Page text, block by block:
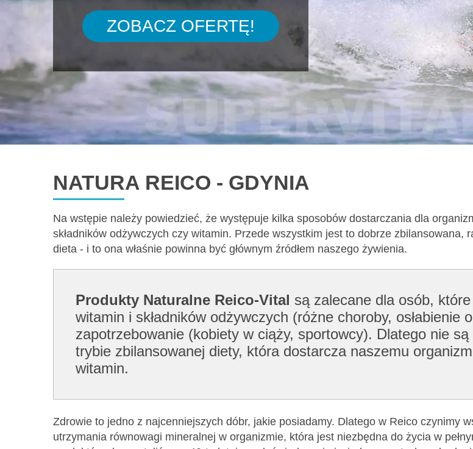
ZOBACZ OFERTĘ!
NATURA REICO - GDYNIA
Na wstępie należy powiedzieć, że występuje kilka sposobów dostarczania dla
składników odżywczych czy witamin. Przede wszystkim jest to dobrze
dieta - i to ona właśnie powinna być głównym źródłem naszego żywienia.
Produkty Naturalne Reico-Vital są zalecane dla osób,
witamin i składników odżywczych (różne choroby, osłabienie
zapotrzebowanie (kobiety w ciąży, sportowcy). Dlatego nie
trybie zbilansowanej diety, która dostarcza naszemu
witamin.
Zdrowie to jedno z najcenniejszych dóbr, jakie posiadamy. Dlatego w Reico czynimy
utrzymania równowagi mineralnej w organizmie, która jest niezbędna do życia w